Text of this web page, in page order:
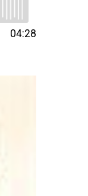
04:28